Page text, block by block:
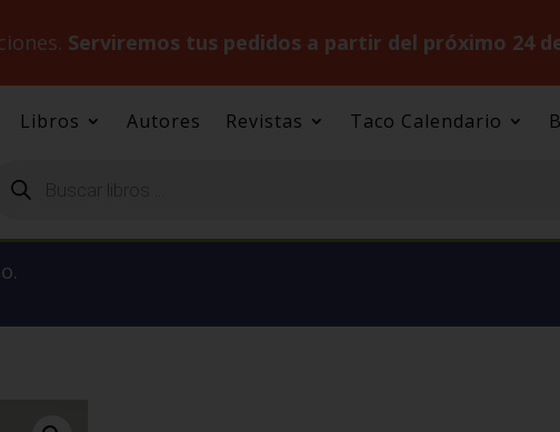
Serviremos tus pedidos a partir del próximo 24
Libros Autores Revistas Taco Calendario